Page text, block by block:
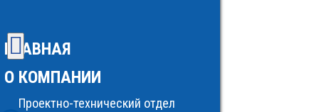
ГЛАВНАЯ
О КОМПАНИИ
Проектно-технический отдел